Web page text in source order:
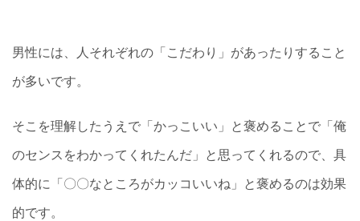
男性には、人それぞれの「こだわり」があったりすること
が多いです。
そこを理解したうえで「かっこいい」と褒めることで「俺
のセンスをわかってくれたんだ」と思ってくれるので、具
体的に「〇〇なところがカッコいいね」と褒めるのは効果
的です。